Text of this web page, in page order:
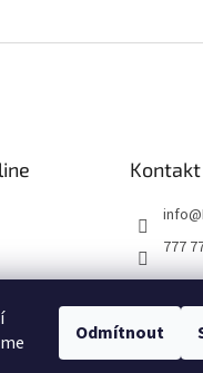
Odmítnout
Kontakt
info@
777